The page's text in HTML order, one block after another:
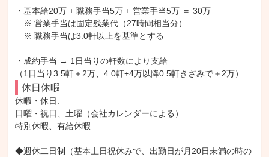
・基本給20万 + 職務手当5万 + 営業手当5万 ＝ 30万
※ 営業手当は固定残業代（27時間相当分）
※ 職務手当は3.0軒以上を基準とする
・成約手当 → 1日当りの軒数により支給
（1日当り3.5軒＋2万、4.0軒+4万以降0.5軒きざみで＋2万）
休日休暇
休暇・休日:
日曜・祝日、土曜（会社カレンダーによる）
特別休暇、有給休暇
◆週休二日制（基本土日祝休みで、出勤日が月20日未満の時の